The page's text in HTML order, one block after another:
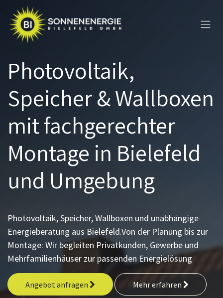
Zum Inhalt springen
Photovoltaik,
Speicher & Wallboxen
mit fachgerechter
Montage in Bielefeld
und Umgebung
Photovoltaik, Speicher, Wallboxen und unabhängige
Energieberatung aus Bielefeld.Von der Planung bis zur
Montage: Wir begleiten Privatkunden, Gewerbe und
Mehrfamilienhäuser zur passenden Energielösung
Angebot anfragen Mehr erfahren